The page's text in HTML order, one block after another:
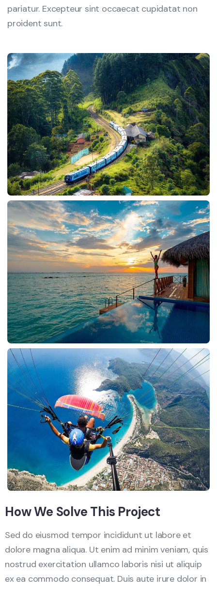
pariatur. Excepteur sint occaecat cupidatat non
proident sunt.
How We Solve This Project
Sed do eiusmod tempor incididunt ut labore et
dolore magna aliqua. Ut enim ad minim veniam, quis
nostrud exercitation ullamco laboris nisi ut aliquip
ex ea commodo consequat. Duis aute irure dolor in